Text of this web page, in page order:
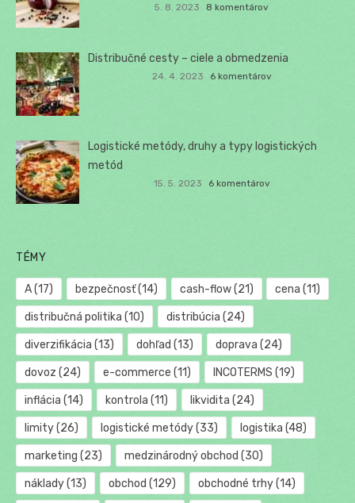
5. 8. 2023 8 komentárov
Distribučné cesty – ciele a obmedzenia
24. 4. 2023 6 komentárov
Logistické metódy, druhy a typy logistických
metód
15. 5. 2023 6 komentárov
TÉMY
A(17) bezpečnosť(14) cash-flow(21) cena (11)
distribučná politika (10) distribúcia (24)
diverzifikácia (13) dohľad (13) doprava (24)
dovoz (24) e-commerce (11) INCOTERMS (19)
inflácia (14) kontrola (11) likvidita (24)
limity(26) logistické metódy(33) logistika (48)
marketing (23) medzinárodný obchod (30)
náklady(13) obchod (129) obchodné trhy(14)